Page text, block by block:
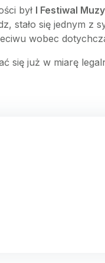
był I Festiwal
stało się jednym z
wobec
się już w miarę